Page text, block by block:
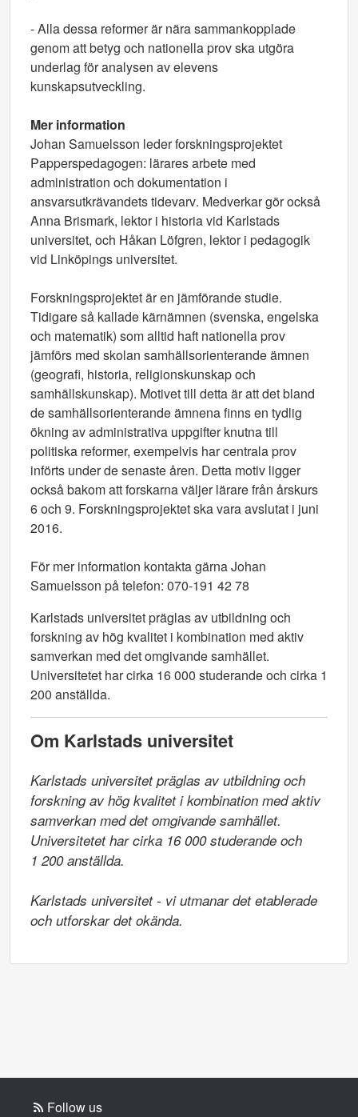
- Alla dessa reformer är nära sammankopplade
genom att betyg och nationella prov ska utgöra
underlag för analysen av elevens
kunskapsutveckling.
Mer information
Johan Samuelsson leder forskningsprojektet
Papperspedagogen: lärares arbete med
administration och dokumentation i
ansvarsutkrävandets tidevarv. Medverkar gör också
Anna Brismark, lektor i historia vid Karlstads
universitet, och Håkan Löfgren, lektor i pedagogik
vid Linköpings universitet.
Forskningsprojektet är en jämförande studie.
Tidigare så kallade kärnämnen (svenska, engelska
och matematik) som alltid haft nationella prov
jämförs med skolan samhällsorienterande ämnen
(geografi, historia, religionskunskap och
samhällskunskap). Motivet till detta är att det bland
de samhällsorienterande ämnena finns en tydlig
ökning av administrativa uppgifter knutna till
politiska reformer, exempelvis har centrala prov
införts under de senaste åren. Detta motiv ligger
också bakom att forskarna väljer lärare från årskurs
6 och 9. Forskningsprojektet ska vara avslutat i juni
2016.
För mer information kontakta gärna Johan
Samuelsson på telefon: 070-191 42 78
Karlstads universitet präglas av utbildning och
forskning av hög kvalitet i kombination med aktiv
samverkan med det omgivande samhället.
Universitetet har cirka 16 000 studerande och cirka 1
200 anställda.
Om Karlstads universitet
Karlstads universitet präglas av utbildning och
forskning av hög kvalitet i kombination med aktiv
samverkan med det omgivande samhället.
Universitetet har cirka 16 000 studerande och
1 200 anställda.
Karlstads universitet - vi utmanar det etablerade
och utforskar det okända.
Follow us